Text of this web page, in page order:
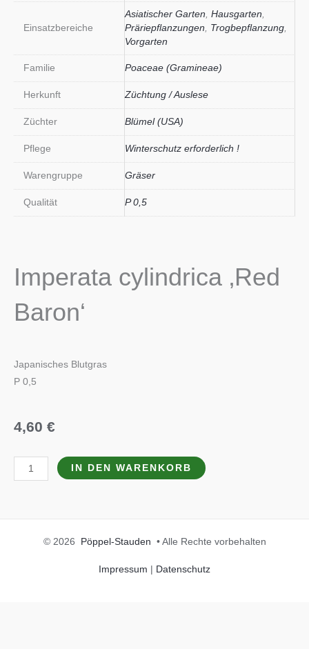
Einsatzbereiche
Asiatischer Garten Hausgarten
Präriepflanzungen
Trogbepflanzung
Vorgarten
Familie Poaceae (Gramineae)
Herkunft Züchtung / Auslese
Züchter Blümel (USA)
Pflege Winterschutz erforderlich !
Warengruppe Gräser
Qualität P 0,5
Imperata cylindrica ‚Red
Baron‘
Japanisches Blutgras
P 0,5
4,60 €
Imperata
cylindrica
IN DEN WARENKORB
© 2026 Pöppel-Stauden • Alle Rechte vorbehalten
Impressum | Datenschutz